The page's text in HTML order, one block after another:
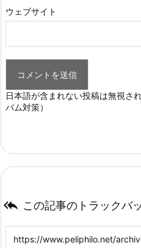
ウェブサイト
日本語が含まれない投稿は無視さ
パム対策）
 この記事のトラックバ